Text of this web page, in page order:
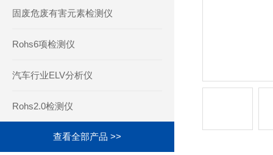
固废危废有害元素检测仪
Rohs6项检测仪
汽车行业ELV分析仪
Rohs2.0检测仪
查看全部产品 >>